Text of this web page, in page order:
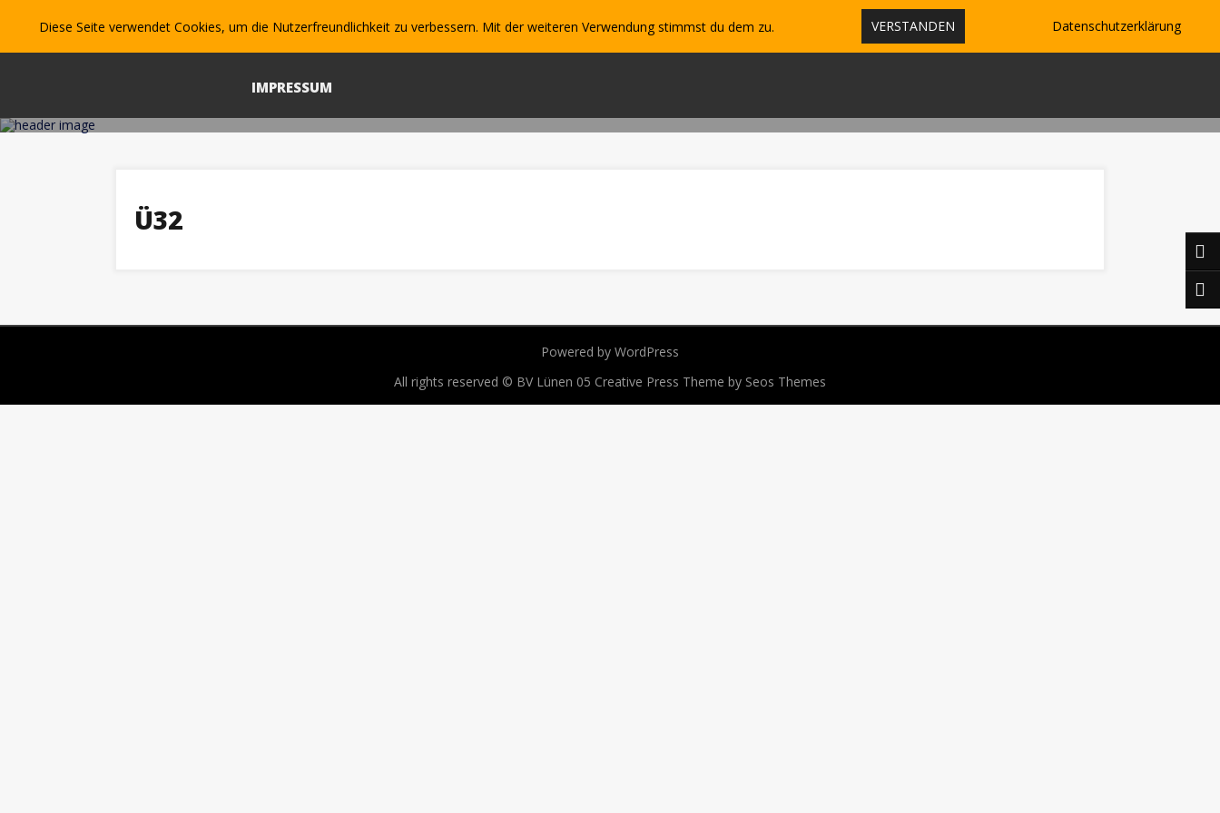
content
VEREIN SENIOREN JUNIOREN FÖRDERVEREIN SPORTPLATZ KONTAKT
IMPRESSUM
Ü32
Powered by WordPress
All rights reserved © BV Lünen 05 Creative Press Theme by Seos Themes
Diese Seite verwendet Cookies, um die Nutzerfreundlichkeit zu verbessern. Mit der weiteren Verwendung stimmst du dem zu. VERSTANDEN Datenschutzerklärung